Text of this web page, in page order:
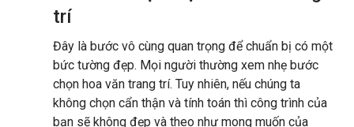
trí
Đây là bước vô cùng quan trọng để chuẩn bị có một
bức tường đẹp. Mọi người thường xem nhẹ bước
chọn hoa văn trang trí. Tuy nhiên, nếu chúng ta
không chọn cẩn thận và tính toán thì công trình của
bạn sẽ không đẹp và theo như mong muốn của